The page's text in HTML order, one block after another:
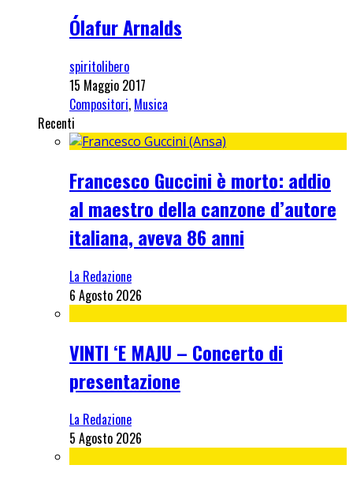
Ólafur Arnalds
spiritolibero
15 Maggio 2017
Compositori, Musica
Recenti
Francesco Guccini è morto: addio
al maestro della canzone d’autore
italiana, aveva 86 anni
La Redazione
6 Agosto 2026
VINTI ‘E MAJU – Concerto di
presentazione
La Redazione
5 Agosto 2026